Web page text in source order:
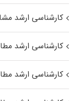
کارشناسی ارشد
کارشناسی ارشد
کارشناسی ارشد